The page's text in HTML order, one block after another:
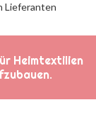
Lieferanten
Heimtextilien